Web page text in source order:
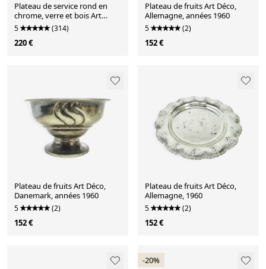
Plateau de service rond en
chrome, verre et bois Art
Déco, Tchécoslovaquie années
1930
5 (314)
220 €
Plateau de fruits Art Déco,
Allemagne, années 1960
5 (2)
152 €
Plateau de fruits Art Déco,
Danemark, années 1960
5 (2)
152 €
Plateau de fruits Art Déco,
Allemagne, 1960
5 (2)
152 €
-20%